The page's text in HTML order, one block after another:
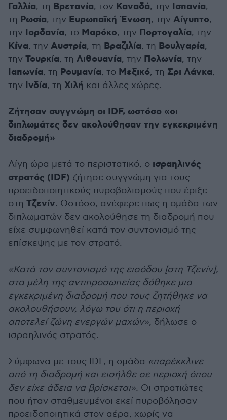
Γαλλία, τη Βρετανία, τον Καναδά, την Ισπανία,
τη Ρωσία, την Ευρωπαϊκή Ένωση, την Αίγυπτο,
την Ιορδανία, το Μαρόκο, την Πορτογαλία, την
Κίνα, την Αυστρία, τη Βραζιλία, τη Βουλγαρία,
την Τουρκία, τη Λιθουανία, την Πολωνία, την
Ιαπωνία, τη Ρουμανία, το Μεξικό, τη Σρι Λάνκα,
την Ινδία, τη Χιλή και άλλες χώρες.
Ζήτησαν συγγνώμη οι IDF, ωστόσο «οι
διπλωμάτες δεν ακολούθησαν την εγκεκριμένη
διαδρομή»
Λίγη ώρα μετά το περιστατικό, ο ισραηλινός
στρατός (IDF) ζήτησε συγγνώμη για τους
προειδοποιητικούς πυροβολισμούς που έριξε
στη Τζενίν. Ωστόσο, ανέφερε πως η ομάδα των
διπλωματών δεν ακολούθησε τη διαδρομή που
είχε συμφωνηθεί κατά τον συντονισμό της
επίσκεψης με τον στρατό.
«Κατά τον συντονισμό της εισόδου [στη Τζενίν],
στα μέλη της αντιπροσωπείας δόθηκε μια
εγκεκριμένη διαδρομή που τους ζητήθηκε να
ακολουθήσουν, λόγω του ότι η περιοχή
αποτελεί ζώνη ενεργών μαχών», δήλωσε ο
ισραηλινός στρατός.
Σύμφωνα με τους IDF, η ομάδα «παρέκκλινε
από τη διαδρομή και εισήλθε σε περιοχή όπου
δεν είχε άδεια να βρίσκεται». Οι στρατιώτες
που ήταν σταθμευμένοι εκεί πυροβόλησαν
προειδοποιητικά στον αέρα, χωρίς να